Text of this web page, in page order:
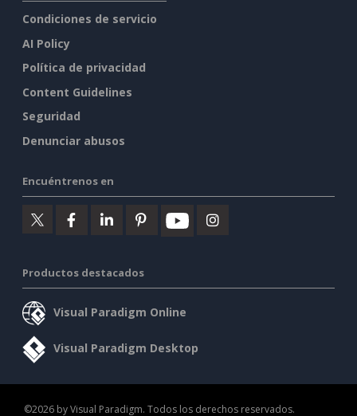
Condiciones de servicio
AI Policy
Política de privacidad
Content Guidelines
Seguridad
Denunciar abusos
Encuéntrenos en
Productos destacados
Visual Paradigm Online
Visual Paradigm Desktop
©2026 by Visual Paradigm. Todos los derechos reservados.